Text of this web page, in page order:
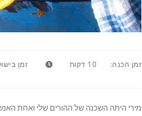
זמן הכנה: 10 דקות זמן
מירי היתה השכנה של ההורים שלי ואחת